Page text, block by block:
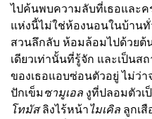
ไปค้นพบความลับที่เธอและ
แห่งนี้ไม่ใช่ห้องนอนในบ้าน
สวนลึกลับ ห้อมล้อมไปด้วย
เดียวเท่านั้นที่รู้จัก และเป็นส
ของเธอแอบซ่อนตัวอยู่ ไม่ว่า
ปักเข็ม ซามูเอล งูที่ปลอมตัวเ
โทมัสลิงไร้หน้าไมเคิล ลูกเ